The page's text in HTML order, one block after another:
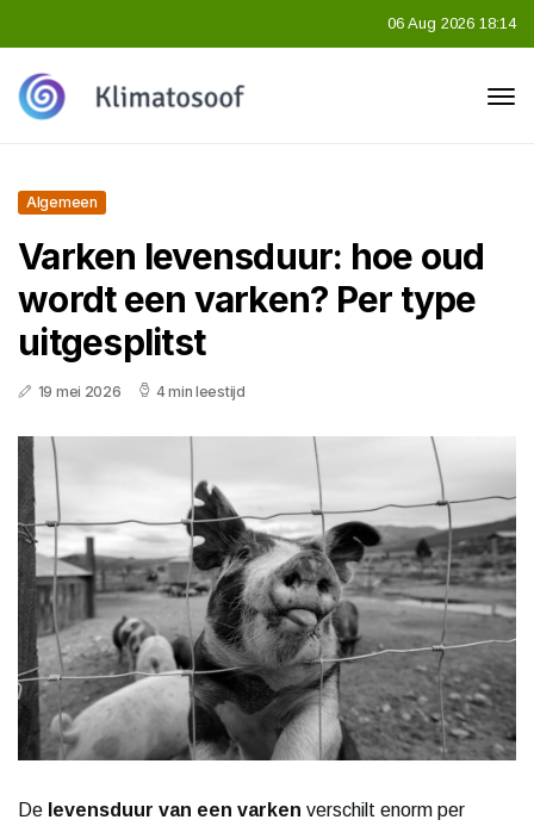
06 Aug 2026 18:14
Algemeen
Varken levensduur: hoe oud
wordt een varken? Per type
uitgesplitst
19 mei 2026 4 min leestijd
De levensduur van een varken verschilt enorm per